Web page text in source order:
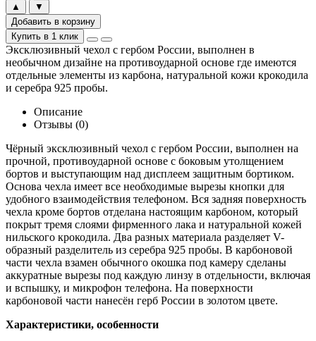
▲
▼
Добавить в корзину
Купить в 1 клик
Эксклюзивный чехол с гербом России, выполнен в
необычном дизайне на противоударной основе где имеются
отдельные элементы из карбона, натуральной кожи крокодила
и серебра 925 пробы.
Описание
Отзывы (0)
Чёрный эксклюзивный чехол с гербом России, выполнен на
прочной, противоударной основе с боковым утолщением
бортов и выступающим над дисплеем защитным бортиком.
Основа чехла имеет все необходимые вырезы кнопки для
удобного взаимодействия телефоном. Вся задняя поверхность
чехла кроме бортов отделана настоящим карбоном, который
покрыт тремя слоями фирменного лака и натуральной кожей
нильского крокодила. Два разных материала разделяет V-
образный разделитель из серебра 925 пробы. В карбоновой
части чехла взамен обычного окошка под камеру сделаны
аккуратные вырезы под каждую линзу в отдельности, включая
и вспышку, и микрофон телефона. На поверхности
карбоновой части нанесён герб России в золотом цвете.
Характеристики, особенности